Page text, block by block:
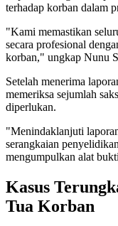
terhadap korban dalam
"Kami memastikan
secara profesional
korban," ungkap Nunu
Setelah menerima
memeriksa sejumlah
diperlukan.
"Menindaklanjuti
serangkaian
mengumpulkan alat
Kasus
Tua Korban